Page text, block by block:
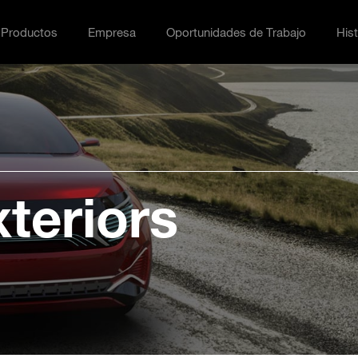
menu
Productos Toggle Empresa menu
Empresa Toggle Oportunidades de
Oportunidades de Trabajo